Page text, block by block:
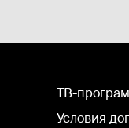
TВ-
Условия